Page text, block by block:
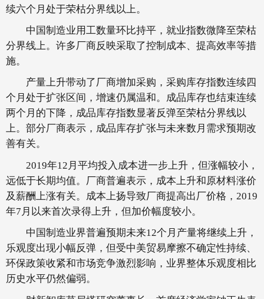
续六个月处于荣枯分界线以上。
中国制造业用工数量环比持平，就业指数微降至荣枯
分界线上。许多厂商反映采取了控制成本、提高效率等措
施。
产量上升带动了厂商增加采购，采购库存指数连续四
个月处于扩张区间，增速仍属温和。成品库存也结束连续
两个月的下降，成品库存指数显著反弹至荣枯分界线以
上。部分厂商表示，成品库存扩张与未来数月需求预期改
善有关。
2019年12月平均投入成本进一步上升，但涨幅较小，
远低于长期均值。厂商普遍表示，成本上升和原材料涨价
及薪酬上涨有关。成本上扬导致厂商提高出厂价格，2019
年7月以来首次录得上升，但加价幅度较小。
中国制造业界普遍预期未来12个月产量将继续上升，
乐观度出现小幅反弹，但受中美贸易摩擦不确定性持续、
环保政策收紧和市场竞争激烈影响，业界整体乐观度相比
历史水平仍然偏弱。